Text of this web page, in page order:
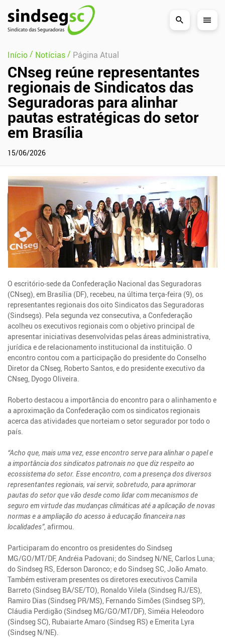
Pular Navegação (s)
Início/ Notícias/ Página Atual
CNseg reúne representantes
regionais de Sindicatos das
Seguradoras para alinhar
pautas estratégicas do setor
em Brasília
15/06/2026
O escritório-sede da Confederação Nacional das Seguradoras
(CNseg), em Brasília (DF), recebeu, na última terça-feira (9), os
representantes regionais dos oito Sindicatos das Seguradoras
(Sindsegs). Pela segunda vez consecutiva, a Confederação
acolheu os executivos regionais com o objetivo principal de
apresentar iniciativas desenvolvidas pelas áreas administrativa,
jurídica e de relacionamento institucional da instituição. O
encontro contou com a participação do presidente do Conselho
Diretor da CNseg, Roberto Santos, e do presidente executivo da
CNseg, Dyogo Oliveira.
Roberto destacou a importância do encontro para o alinhamento e
a aproximação da Confederação com os sindicatos regionais
acerca das atividades que norteiam o setor segurador por todo o
país.
“Acho que, mais uma vez, esse encontro serve para alinhar o papel e
a importância dos sindicatos patronais no que diz respeito ao
ecossistema do setor. Esse encontro, com a presença dos diversos
representantes regionais, vai servir, sobretudo, para aprimorar
pautas do setor que vão desde como lidar com mecanismos de
seguro em virtude das mudanças climáticas até a aplicação de novas
normas e a ampliação do acesso à educação financeira nas
localidades”, afirmou.
Participaram do encontro os presidentes do Sindseg
MG/GO/MT/DF, Andréia Padovani; do Sindseg N/NE, Carlos Luna;
do Sindseg RS, Ederson Daronco; e do Sindseg SC, João Amato.
Também estiveram presentes os diretores executivos Camila
Barreto (Sindseg BA/SE/TO), Ronaldo Vilela (Sindseg RJ/ES),
Ramiro Dias (Sindseg PR/MS), Fernando Simões (Sindseg SP),
Cláudia Perdigão (Sindseg MG/GO/MT/DF), Siméia Heleodoro
(Sindseg SC), Rubaiarte Amaro (Sindseg RS) e Emerita Lyra
(Sindseg N/NE).